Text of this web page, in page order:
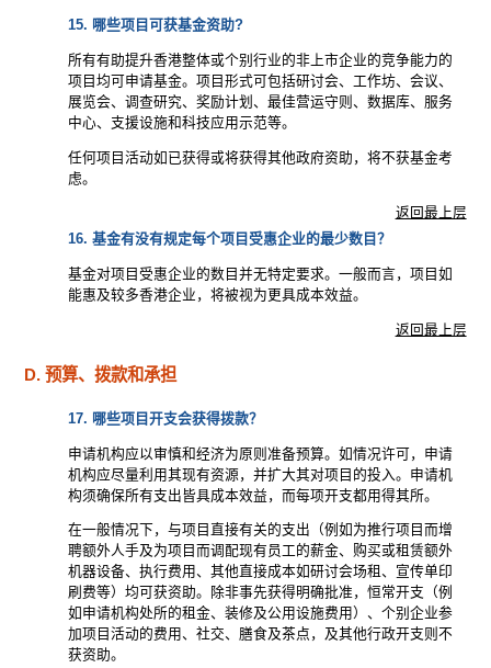
15. 哪些项目可获基金资助?
所有有助提升香港整体或个别行业的非上市企业的竞争能力的
项目均可申请基金。项目形式可包括研讨会、工作坊、会议、
展览会、调查研究、奖励计划、最佳营运守则、数据库、服务
中心、支援设施和科技应用示范等。
任何项目活动如已获得或将获得其他政府资助，将不获基金考
虑。
返回最上层
16. 基金有没有规定每个项目受惠企业的最少数目？
基金对项目受惠企业的数目并无特定要求。一般而言，项目如
能惠及较多香港企业，将被视为更具成本效益。
返回最上层
D. 预算、拨款和承担
17. 哪些项目开支会获得拨款？
申请机构应以审慎和经济为原则准备预算。如情况许可，申请
机构应尽量利用其现有资源，并扩大其对项目的投入。申请机
构须确保所有支出皆具成本效益，而每项开支都用得其所。
在一般情况下，与项目直接有关的支出（例如为推行项目而增
聘额外人手及为项目而调配现有员工的薪金、购买或租赁额外
机器设备、执行费用、其他直接成本如研讨会场租、宣传单印
刷费等）均可获资助。除非事先获得明确批准，恒常开支（例
如申请机构处所的租金、装修及公用设施费用）、个别企业参
加项目活动的费用、社交、膳食及茶点，及其他行政开支则不
获资助。